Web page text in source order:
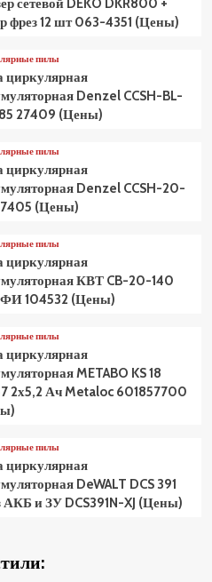
сетевой DEKO DKR800 +
фрез 12 шт 063-4351 (Цены)
пилы
циркулярная
Denzel CCSH-BL-
27409 (Цены)
пилы
циркулярная
Denzel CCSH-20-
(Цены)
пилы
циркулярная
КВТ CB-20-140
104532 (Цены)
пилы
циркулярная
METABO KS 18
2х5,2 Ач Metaloc 601857700
пилы
циркулярная
DeWALT DCS 391
АКБ и ЗУ DCS391N-XJ (Цены)